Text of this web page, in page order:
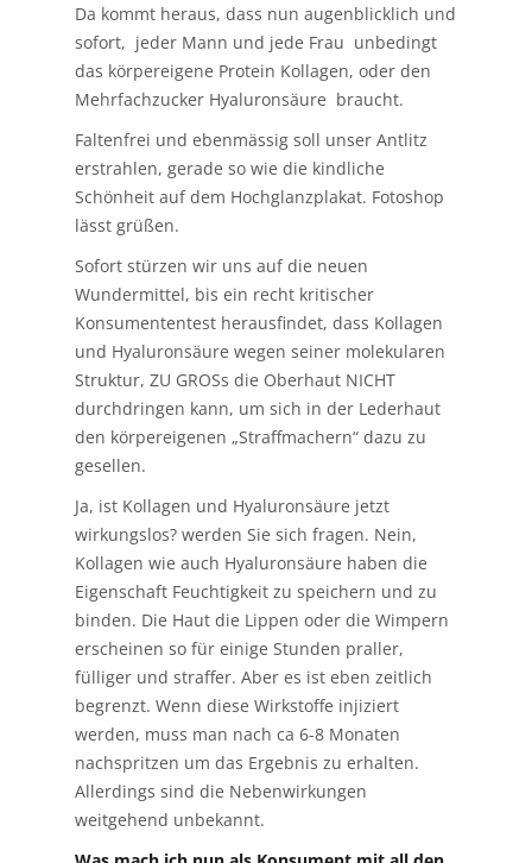
Da kommt heraus, dass nun augenblicklich und
sofort, jeder Mann und jede Frau unbedingt
das körpereigene Protein Kollagen, oder den
Mehrfachzucker Hyaluronsäure braucht.
Faltenfrei und ebenmässig soll unser Antlitz
erstrahlen, gerade so wie die kindliche
Schönheit auf dem Hochglanzplakat. Fotoshop
lässt grüßen.
Sofort stürzen wir uns auf die neuen
Wundermittel, bis ein recht kritischer
Konsumententest herausfindet, dass Kollagen
und Hyaluronsäure wegen seiner molekularen
Struktur, ZU GROSs die Oberhaut NICHT
durchdringen kann, um sich in der Lederhaut
den körpereigenen „Straffmachern“ dazu zu
gesellen.
Ja, ist Kollagen und Hyaluronsäure jetzt
wirkungslos? werden Sie sich fragen. Nein,
Kollagen wie auch Hyaluronsäure haben die
Eigenschaft Feuchtigkeit zu speichern und zu
binden. Die Haut die Lippen oder die Wimpern
erscheinen so für einige Stunden praller,
fülliger und straffer. Aber es ist eben zeitlich
begrenzt. Wenn diese Wirkstoffe injiziert
werden, muss man nach ca 6-8 Monaten
nachspritzen um das Ergebnis zu erhalten.
Allerdings sind die Nebenwirkungen
weitgehend unbekannt.